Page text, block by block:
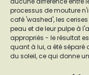
processus de mouture
café 'washed', les
peau et de leur pulpe à
appropriés - le résultat
quant à lui, a été séparé
du soleil, ce qui donne